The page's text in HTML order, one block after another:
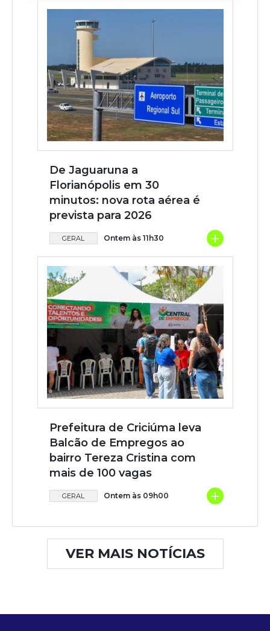
De Jaguaruna a
Florianópolis em 30
minutos: nova rota aérea é
prevista para 2026
GERAL Ontem às 11h30 +
Prefeitura de Criciúma leva
Balcão de Empregos ao
bairro Tereza Cristina com
mais de 100 vagas
GERAL Ontem às 09h00 +
VER MAIS NOTÍCIAS